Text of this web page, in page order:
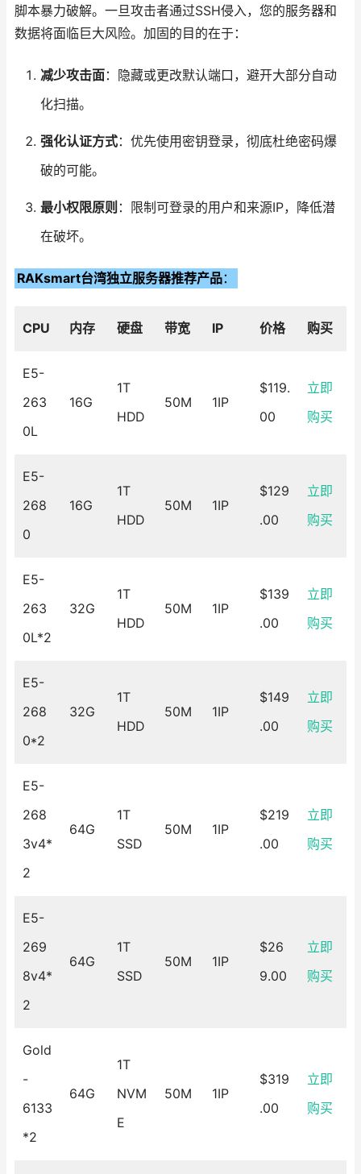
脚本暴力破解。一旦攻击者通过SSH侵入，您的服务器和
数据将面临巨大风险。加固的目的在于：
减少攻击面：隐藏或更改默认端口，避开大部分自动
化扫描。
强化认证方式：优先使用密钥登录，彻底杜绝密码爆
破的可能。
最小权限原则 ：限制可登录的用户和来源IP，降低潜
在破坏。
RAKsmart台湾独立服务器推荐产品：
CPU 内存 硬盘 带宽 IP 价格 购买
E5-
263
0L
16G
1T
HDD
50M 1IP
$119.
00
立即
购买
E5-
268
0
16G
1T
HDD
50M 1IP
$129
.00
立即
购买
E5-
263
0L*2
32G
1T
HDD
50M 1IP
$139
.00
立即
购买
E5-
268
0*2
32G
1T
HDD
50M 1IP
$149
.00
立即
购买
E5-
268
3v4*
2
64G
1T
SSD
50M 1IP
$219
.00
立即
购买
E5-
269
8v4*
2
64G
1T
SSD
50M 1IP
$26
9.00
立即
购买
Gold
-
6133
*2
64G
1T
NVM
E
50M 1IP
$319
.00
立即
购买